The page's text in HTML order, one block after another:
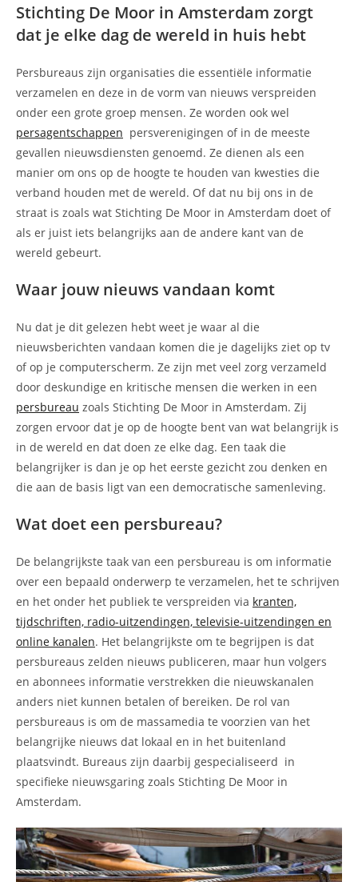
Stichting De Moor in Amsterdam zorgt
dat je elke dag de wereld in huis hebt
Persbureaus zijn organisaties die essentiële informatie
verzamelen en deze in de vorm van nieuws verspreiden
onder een grote groep mensen. Ze worden ook wel
persagentschappen persverenigingen of in de meeste
gevallen nieuwsdiensten genoemd. Ze dienen als een
manier om ons op de hoogte te houden van kwesties die
verband houden met de wereld. Of dat nu bij ons in de
straat is zoals wat Stichting De Moor in Amsterdam doet of
als er juist iets belangrijks aan de andere kant van de
wereld gebeurt.
Waar jouw nieuws vandaan komt
Nu dat je dit gelezen hebt weet je waar al die
nieuwsberichten vandaan komen die je dagelijks ziet op tv
of op je computerscherm. Ze zijn met veel zorg verzameld
door deskundige en kritische mensen die werken in een
persbureau zoals Stichting De Moor in Amsterdam. Zij
zorgen ervoor dat je op de hoogte bent van wat belangrijk is
in de wereld en dat doen ze elke dag. Een taak die
belangrijker is dan je op het eerste gezicht zou denken en
die aan de basis ligt van een democratische samenleving.
Wat doet een persbureau?
De belangrijkste taak van een persbureau is om informatie
over een bepaald onderwerp te verzamelen, het te schrijven
en het onder het publiek te verspreiden via kranten,
tijdschriften, radio-uitzendingen, televisie-uitzendingen en
online kanalen. Het belangrijkste om te begrijpen is dat
persbureaus zelden nieuws publiceren, maar hun volgers
en abonnees informatie verstrekken die nieuwskanalen
anders niet kunnen betalen of bereiken. De rol van
persbureaus is om de massamedia te voorzien van het
belangrijke nieuws dat lokaal en in het buitenland
plaatsvindt. Bureaus zijn daarbij gespecialiseerd in
specifieke nieuwsgaring zoals Stichting De Moor in
Amsterdam.